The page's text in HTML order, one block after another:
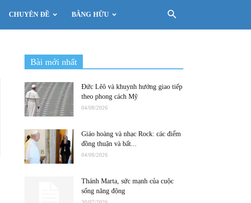
CHUYÊN ĐỀ BẰNG HỮU
Bài mới nhất
Đức Lêô và khuynh hướng giao tiếp
theo phong cách Mỹ
04/08/2026
Giáo hoàng và nhạc Rock: các điểm
đồng thuận và bất...
04/08/2026
Thánh Marta, sức mạnh của cuộc
sống năng động